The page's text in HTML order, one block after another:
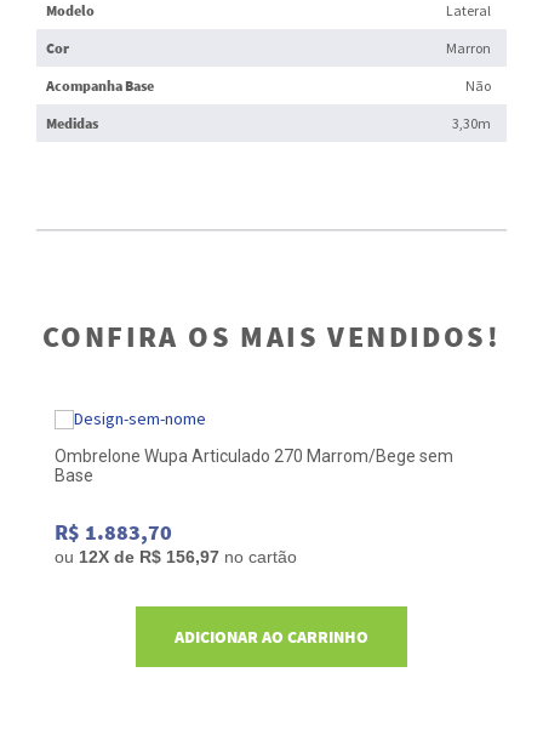
Modelo Lateral
Cor Marron
Acompanha Base Não
Medidas 3,30m
CONFIRA OS MAIS VENDIDOS!
Ombrelone Wupa Articulado 270 Marrom/Bege sem
Base
R$ 1.883,70
ou 12X de R$ 156,97 no cartão
ADICIONAR AO CARRINHO